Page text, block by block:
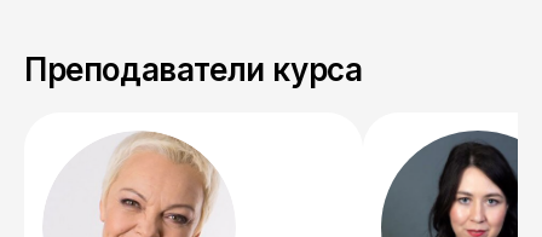
Преподаватели курса